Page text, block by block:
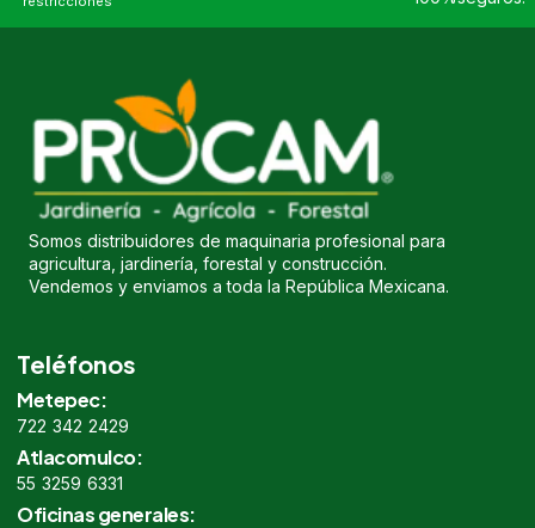
Somos distribuidores de maquinaria profesional para
agricultura, jardinería, forestal y construcción.
Vendemos y enviamos a toda la República Mexicana.
Teléfonos
Metepec:
722 342 2429
Atlacomulco:
55 3259 6331
Oficinas generales: